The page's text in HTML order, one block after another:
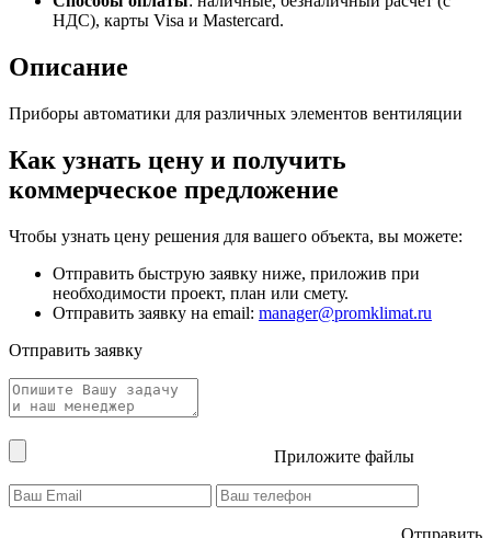
НДС), карты Visa и Mastercard.
Описание
Приборы автоматики для различных элементов вентиляции
Как узнать цену и получить
коммерческое предложение
Чтобы узнать цену решения для вашего объекта, вы можете:
Отправить быструю заявку ниже, приложив при
необходимости проект, план или смету.
Отправить заявку на email: manager@promklimat.ru
Отправить заявку
Приложите файлы
Отправить